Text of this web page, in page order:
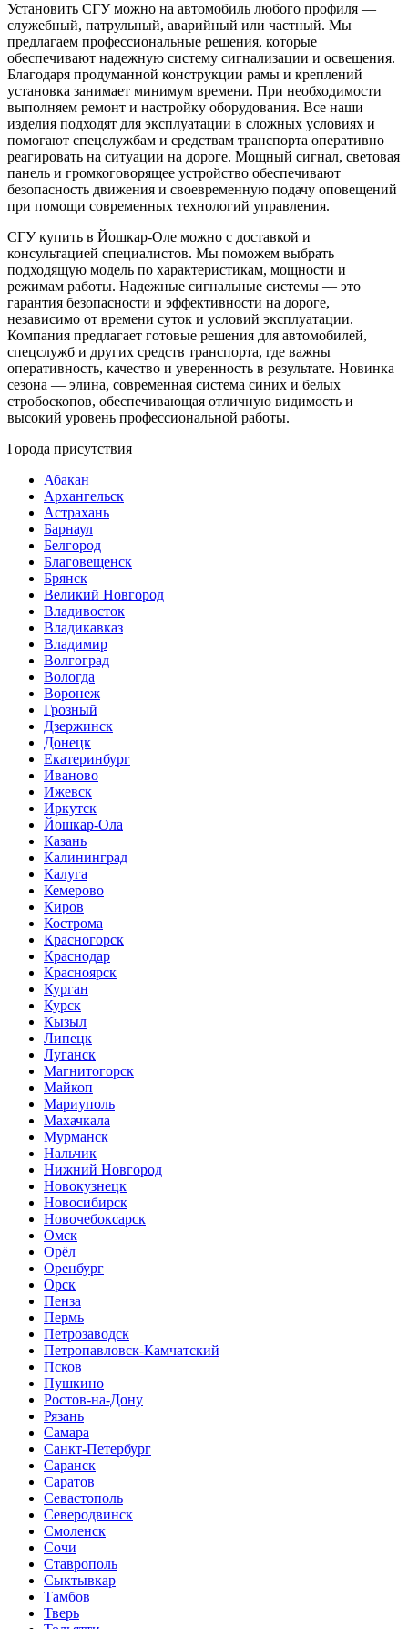
Установить СГУ можно на автомобиль любого профиля —
служебный, патрульный, аварийный или частный. Мы
предлагаем профессиональные решения, которые
обеспечивают надежную систему сигнализации и освещения.
Благодаря продуманной конструкции рамы и креплений
установка занимает минимум времени. При необходимости
выполняем ремонт и настройку оборудования. Все наши
изделия подходят для эксплуатации в сложных условиях и
помогают спецслужбам и средствам транспорта оперативно
реагировать на ситуации на дороге. Мощный сигнал, световая
панель и громкоговорящее устройство обеспечивают
безопасность движения и своевременную подачу оповещений
при помощи современных технологий управления.
СГУ купить в Йошкар-Оле можно с доставкой и
консультацией специалистов. Мы поможем выбрать
подходящую модель по характеристикам, мощности и
режимам работы. Надежные сигнальные системы — это
гарантия безопасности и эффективности на дороге,
независимо от времени суток и условий эксплуатации.
Компания предлагает готовые решения для автомобилей,
спецслужб и других средств транспорта, где важны
оперативность, качество и уверенность в результате. Новинка
сезона — элина, современная система синих и белых
стробоскопов, обеспечивающая отличную видимость и
высокий уровень профессиональной работы.
Города присутствия
Абакан
Архангельск
Астрахань
Барнаул
Белгород
Благовещенск
Брянск
Великий Новгород
Владивосток
Владикавказ
Владимир
Волгоград
Вологда
Воронеж
Грозный
Дзержинск
Донецк
Екатеринбург
Иваново
Ижевск
Иркутск
Йошкар-Ола
Казань
Калининград
Калуга
Кемерово
Киров
Кострома
Красногорск
Краснодар
Красноярск
Курган
Курск
Кызыл
Липецк
Луганск
Магнитогорск
Майкоп
Мариуполь
Махачкала
Мурманск
Нальчик
Нижний Новгород
Новокузнецк
Новосибирск
Новочебоксарск
Омск
Орёл
Оренбург
Орск
Пенза
Пермь
Петрозаводск
Петропавловск-Камчатский
Псков
Пушкино
Ростов-на-Дону
Рязань
Самара
Санкт-Петербург
Саранск
Саратов
Севастополь
Северодвинск
Смоленск
Сочи
Ставрополь
Сыктывкар
Тамбов
Тверь